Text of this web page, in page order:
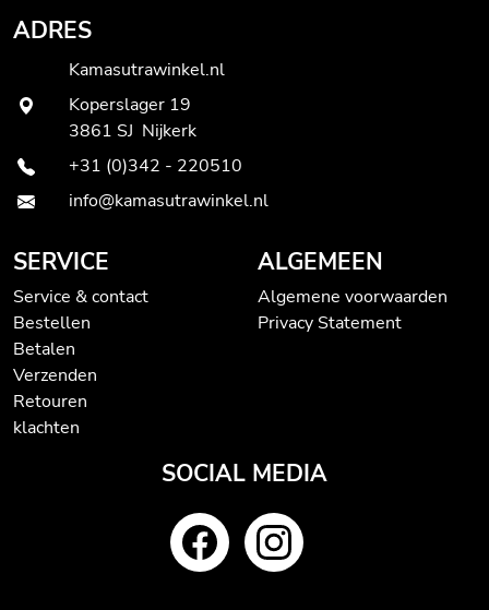
ADRES
Kamasutrawinkel.nl
Koperslager 19
3861 SJ Nijkerk
+31 (0)342 - 220510
info@kamasutrawinkel.nl
SERVICE
Service & contact
Bestellen
Betalen
Verzenden
Retouren
klachten
ALGEMEEN
Algemene voorwaarden
Privacy Statement
SOCIAL MEDIA